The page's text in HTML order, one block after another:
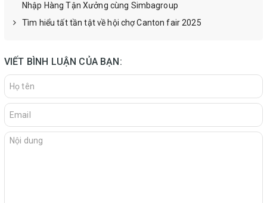
Nhập Hàng Tận Xưởng cùng Simbagroup
Tìm hiểu tất tần tật về hội chợ Canton fair 2025
VIẾT BÌNH LUẬN CỦA BẠN: